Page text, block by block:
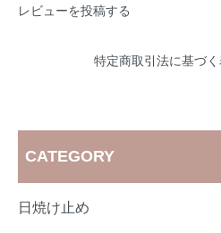
レビューを投稿する
特定商取引法に基づく
CATEGORY
日焼け止め